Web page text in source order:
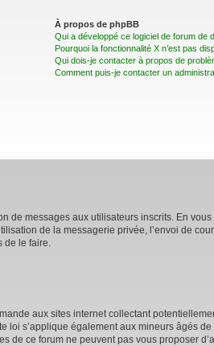
À propos de phpBB
Qui a développé ce logiciel de forum de
Pourquoi la fonctionnalité X n’est pas
Qui dois-je contacter à propos de
Comment puis-je contacter un
de messages aux utilisateurs inscrits. En
de la messagerie privée, l’envoi de
de le faire.
aux sites internet collectant
s’applique également aux mineurs âgés
ce forum ne peuvent pas vous proposer